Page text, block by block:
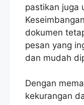
pastikan juga
dokumen
pesan yang
dan mudah
Dengan
kekurangan